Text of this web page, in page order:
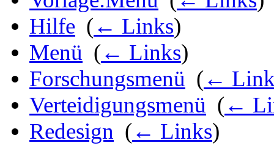
Hilfe (← Links)
Menü (← Links)
Forschungsmenü (←
Verteidigungsmenü (←
Redesign (← Links)